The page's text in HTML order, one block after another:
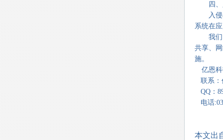
四、
入侵检
系统在
我们需
共享、
施。
亿恩科
联系：
QQ：
电话
本文出